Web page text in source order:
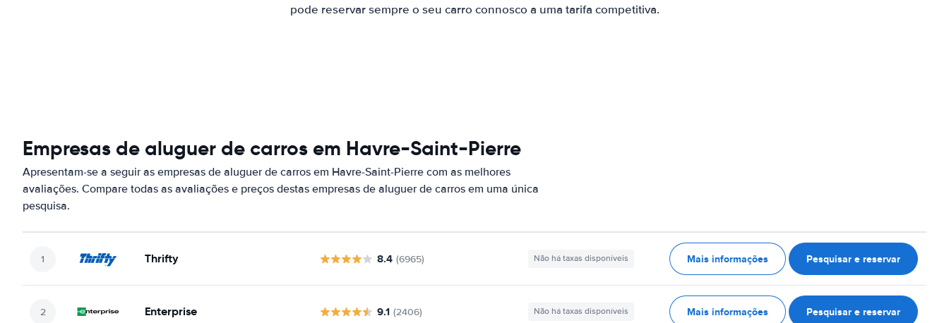
pode reservar sempre o seu carro connosco a uma tarifa competitiva.
Empresas de aluguer de carros em Havre-Saint-Pierre
Apresentam-se a seguir as empresas de aluguer de carros em Havre-Saint-Pierre com as melhores
avaliações. Compare todas as avaliações e preços destas empresas de aluguer de carros em uma única
pesquisa.
Thrifty 8.4 (6965) Não há taxas disponíveis Mais informações Pesquisar e reservar
Enterprise 9.1 (2406) Não há taxas disponíveis Mais informações Pesquisar e reservar